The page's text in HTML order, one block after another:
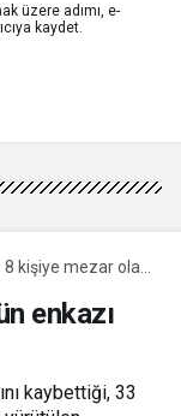
üzere adımı, e-
kaydet.
8 kişiye mezar olan
yediemin
deposuna çekildi
enkazı
kaybettiği, 33